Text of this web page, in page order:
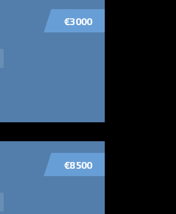
€3 000
€8 500